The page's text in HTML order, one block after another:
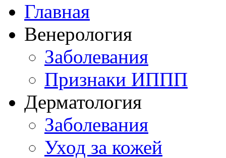
Главная
Венерология
Заболевания
Признаки ИППП
Дерматология
Заболевания
Уход за кожей